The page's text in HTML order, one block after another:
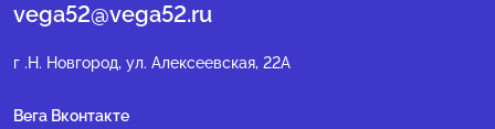
vega52@vega52.ru
г .Н. Новгород, ул. Алексеевская, 22А
Вега Вконтакте